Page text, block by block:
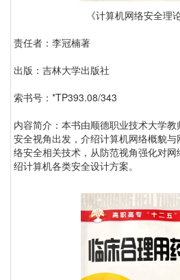
《计算机网络安全理
责任者：李冠楠著
出版：吉林大学出版社
索书号：*TP393.08/343
内容简介：本书由顺德职业技术大学
安全视角出发，介绍计算机网络概貌
络安全相关技术，从防范视角强化对
绍计算机各类安全设计方案。